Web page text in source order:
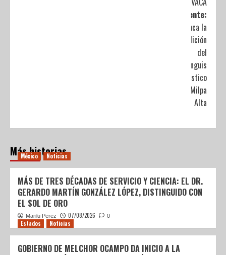
Siguiente:
Arranca la
5ª edición
del
Tianguis
Turístico
en Milpa
Alta
Más historias
México Noticias
MÁS DE TRES DÉCADAS DE SERVICIO Y CIENCIA: EL DR.
GERARDO MARTÍN GONZÁLEZ LÓPEZ, DISTINGUIDO CON
EL SOL DE ORO
Marilu Perez 07/08/2026 0
Estados Noticias
GOBIERNO DE MELCHOR OCAMPO DA INICIO A LA